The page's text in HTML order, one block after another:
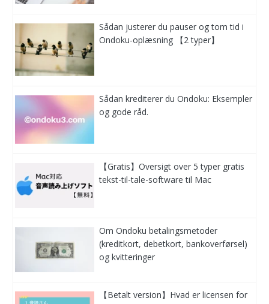
Sådan justerer du pauser og tom tid i
Ondoku-oplæsning 【2 typer】
Sådan krediterer du Ondoku: Eksempler
og gode råd.
【Gratis】Oversigt over 5 typer gratis
tekst-til-tale-software til Mac
Om Ondoku betalingsmetoder
(kreditkort, debetkort, bankoverførsel)
og kvitteringer
【Betalt version】Hvad er licensen for